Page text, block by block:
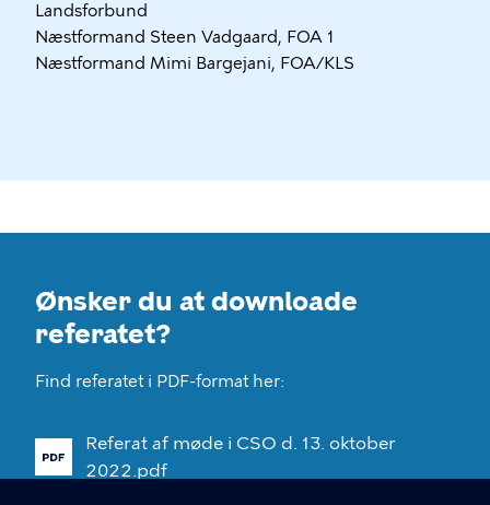
Landsforbund
Næstformand Steen Vadgaard, FOA 1
Næstformand Mimi Bargejani, FOA/KLS
Ønsker du at downloade
referatet?
Find referatet i PDF-format her:
Referat af møde i CSO d. 13. oktober
2022.pdf